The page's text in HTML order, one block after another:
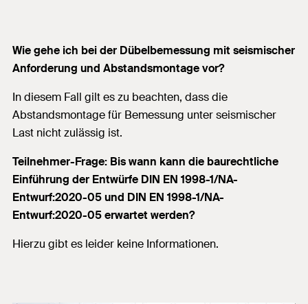
Wie gehe ich bei der Dübelbemessung mit seismischer
Anforderung und Abstandsmontage vor?
In diesem Fall gilt es zu beachten, dass die
Abstandsmontage für Bemessung unter seismischer
Last nicht zulässig ist.
Teilnehmer-Frage: Bis wann kann die baurechtliche
Einführung der Entwürfe DIN EN 1998-1/NA-
Entwurf:2020-05 und DIN EN 1998-1/NA-
Entwurf:2020-05 erwartet werden?
Hierzu gibt es leider keine Informationen.